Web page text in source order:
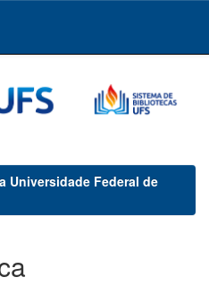
Universidade Federal de